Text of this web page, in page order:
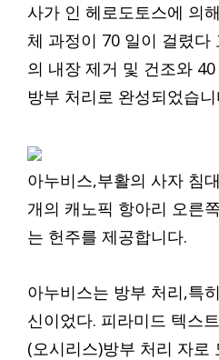
사가 인 헤로도토스에 의
체 과정이 70 일이 걸렸다
의 내장 제거 및 건조와
방부 처리로 완성되었습니
아누비스,부활의 사자 침
개의 캐노픽 항아리 오른
는 헌주를 제공합니다.
아누비스는 방부 처리,특
신이었다. 피라미드 텍스
(오시리스)방부 처리 자로